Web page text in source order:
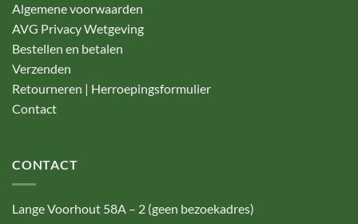
Algemene voorwaarden
AVG Privacy Wetgeving
Bestellen en betalen
Verzenden
Retourneren | Herroepingsformulier
Contact
CONTACT
Lange Voorhout 58A – 2 (geen bezoekadres)